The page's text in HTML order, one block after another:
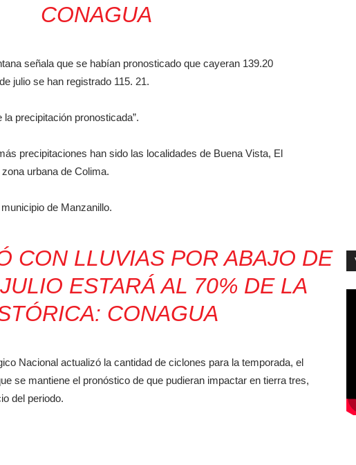
CONAGUA
señala que se habían pronosticado que cayeran 139.20
julio se han registrado 115. 21.
precipitación pronosticada”.
precipitaciones han sido las localidades de Buena Vista, El
urbana de Colima.
de Manzanillo.
CON LLUVIAS POR ABAJO DE
ESTARÁ AL 70% DE LA
CONAGUA
Nacional actualizó la cantidad de ciclones para la temporada, el
se mantiene el pronóstico de que pudieran impactar en tierra tres,
del periodo.